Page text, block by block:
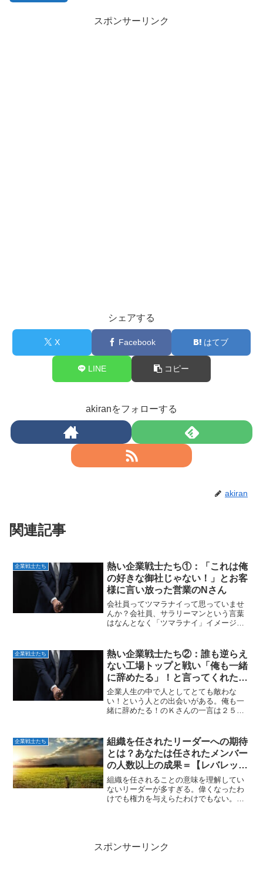
スポンサーリンク
シェアする
X Facebook はてブ
LINE コピー
akiranをフォローする
akiran
関連記事
企業戦士たち
熱い企業戦士たち①：「これは俺
の好きな御社じゃない！」とお客
様に言い放った営業のNさん
会社員ってツマラナイって思っていませ
んか？会社員、サラリーマンという言葉
はなんとなく「ツマラナイ」イメージが
ン」になったんやな」と思ってしまった
ことを覚えている。ひょっと...
企業戦士たち
熱い企業戦士たち②：誰も逆らえ
ない工場トップと戦い「俺も一緒
に辞めたる」！と言ってくれた上
司のＫさん
企業人生の中で人としてとても敵わな
い！という人との出会いがある。俺も一
緒に辞めたる！のＫさんの一言は２５年
の大きなトラブルが発生した。みんなで
必死の対応をした。毎日深夜...
企業戦士たち
組織を任されたリーダーへの期待
とは？あなたは任されたメンバー
の人数以上の成果＝【レバレッ
ジ】を残せているか？
組織を任されることの意味を理解してい
ないリーダーが多すぎる。偉くなったわ
けでも権力を与えらたわけでもない。リ
スポンサーリンク